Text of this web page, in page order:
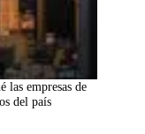
las empresas de
del país